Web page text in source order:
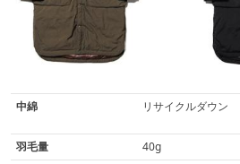
中綿
リサイクルダウン
羽毛量
40g